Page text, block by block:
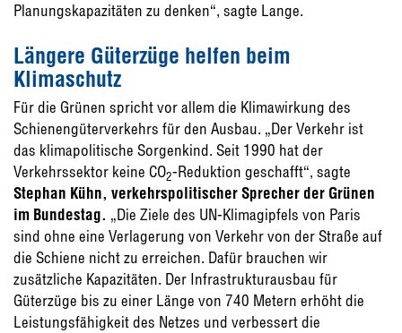
Planungskapazitäten zu denken“, sagte Lange.
Längere Güterzüge helfen beim
Klimaschutz
Für die Grünen spricht vor allem die Klimawirkung des
Schienengüterverkehrs für den Ausbau. „Der Verkehr ist
das klimapolitische Sorgenkind. Seit 1990 hat der
Verkehrssektor keine CO2-Reduktion geschafft“, sagte
Stephan Kühn, verkehrspolitischer Sprecher der Grünen
im Bundestag. „Die Ziele des UN-Klimagipfels von Paris
sind ohne eine Verlagerung von Verkehr von der Straße auf
die Schiene nicht zu erreichen. Dafür brauchen wir
zusätzliche Kapazitäten. Der Infrastrukturausbau für
Güterzüge bis zu einer Länge von 740 Metern erhöht die
Leistungsfähigkeit des Netzes und verbessert die